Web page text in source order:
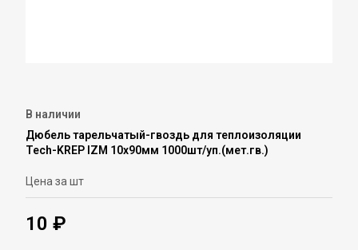
В наличии
Дюбель тарельчатый-гвоздь для теплоизоляции
Tech-KREP IZM 10х90мм 1000шт/уп.(мет.гв.)
Цена за шт
10 ₽